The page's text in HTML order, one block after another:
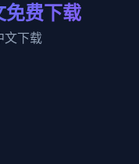
免费下载
文下载